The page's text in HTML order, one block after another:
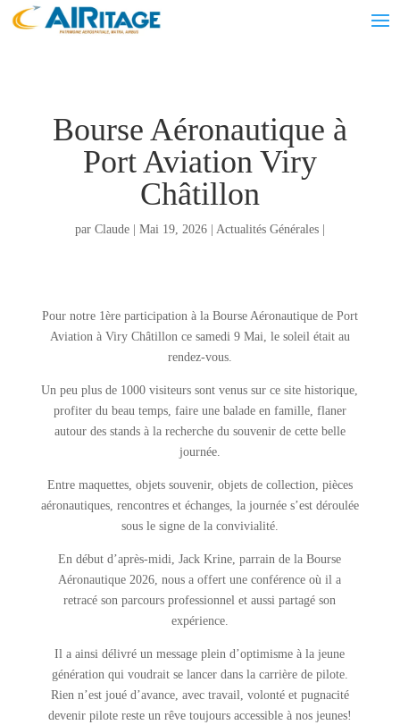
Bourse Aéronautique à
Port Aviation Viry
Châtillon
par Claude| Mai 19, 2026| Actualités Générales|
Pour notre 1ère participation à la Bourse Aéronautique de Port
Aviation à Viry Châtillon ce samedi 9 Mai, le soleil était au
rendez-vous.
Un peu plus de 1000 visiteurs sont venus sur ce site historique,
profiter du beau temps, faire une balade en famille, flaner
autour des stands à la recherche du souvenir de cette belle
journée.
Entre maquettes, objets souvenir, objets de collection, pièces
aéronautiques, rencontres et échanges, la journée s’est déroulée
sous le signe de la convivialité.
En début d’après-midi, Jack Krine, parrain de la Bourse
Aéronautique 2026, nous a offert une conférence où il a
retracé son parcours professionnel et aussi partagé son
expérience.
Il a ainsi délivré un message plein d’optimisme à la jeune
génération qui voudrait se lancer dans la carrière de pilote.
Rien n’est joué d’avance, avec travail, volonté et pugnacité
devenir pilote reste un rêve toujours accessible à nos jeunes!